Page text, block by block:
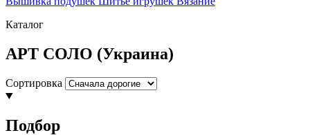
Каталог
АРТ СОЛО (Украина)
Сортировка
Подбор